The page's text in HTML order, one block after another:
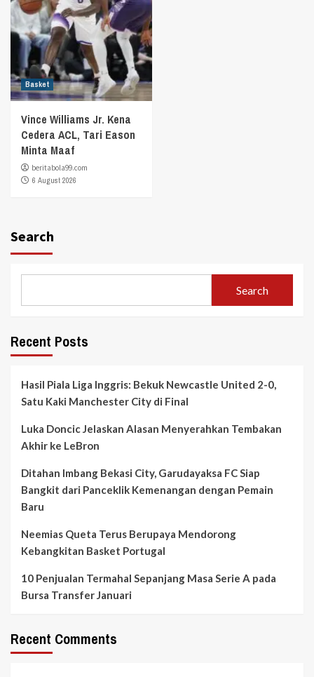
Basket
Vince Williams Jr. Kena
Cedera ACL, Tari Eason
Minta Maaf
beritabola99.com
6 August 2026
Search
Search
Recent Posts
Hasil Piala Liga Inggris: Bekuk Newcastle United 2-0,
Satu Kaki Manchester City di Final
Luka Doncic Jelaskan Alasan Menyerahkan Tembakan
Akhir ke LeBron
Ditahan Imbang Bekasi City, Garudayaksa FC Siap
Bangkit dari Panceklik Kemenangan dengan Pemain
Baru
Neemias Queta Terus Berupaya Mendorong
Kebangkitan Basket Portugal
10 Penjualan Termahal Sepanjang Masa Serie A pada
Bursa Transfer Januari
Recent Comments